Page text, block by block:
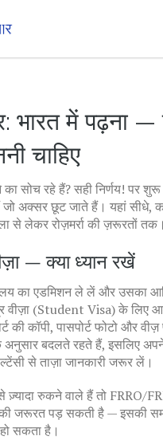
भारत में पढ़ना
चाहिए
का सोच रहे हैं? सही निर्णय! पर
जो अक्सर छूट जाते हैं। यहां सीधे,
से लेकर रोज़मर्रा की ज़रूरतों तक।
— क्या ध्यान रखें
का एडमिशन ले लें और उसका
वीज़ा (Student Visa) के लिए
की कॉपी, पासपोर्ट फोटो और वीज़
बदलते रहते हैं, इसलिए
से ताज़ा जानकारी जरूर लें।
ज़्यादा रुकने वाले हैं तो FRRO/
जरूरत पड़ सकती है — इसकी
हो सकता है।